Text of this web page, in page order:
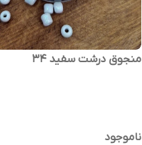
منجوق درشت سفید ۳۴
ناموجود